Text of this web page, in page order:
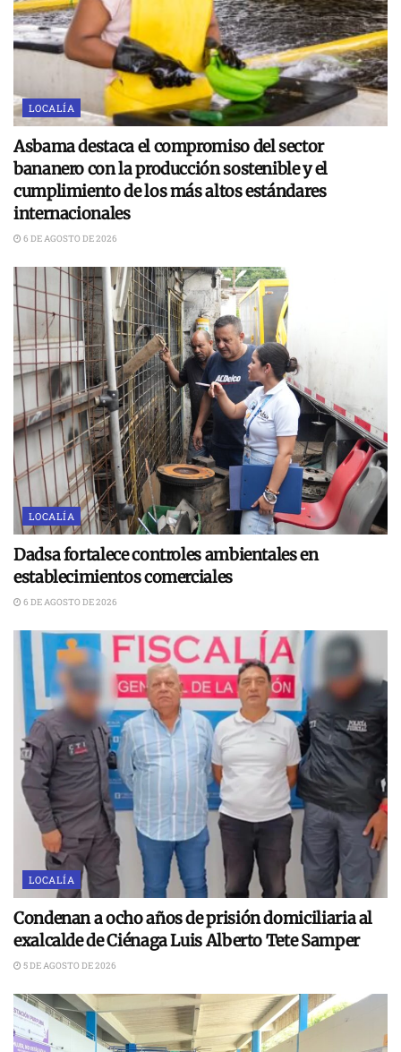
LOCALÍA
Asbama destaca el compromiso del sector
bananero con la producción sostenible y el
cumplimiento de los más altos estándares
internacionales
6 DE AGOSTO DE 2026
LOCALÍA
Dadsa fortalece controles ambientales en
establecimientos comerciales
6 DE AGOSTO DE 2026
LOCALÍA
Condenan a ocho años de prisión domiciliaria al
exalcalde de Ciénaga Luis Alberto Tete Samper
5 DE AGOSTO DE 2026